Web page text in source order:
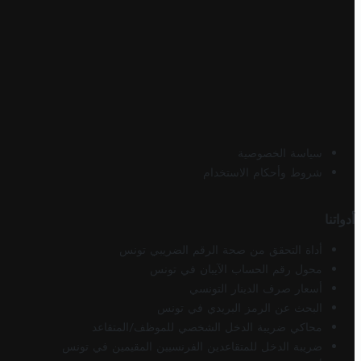
سياسة الخصوصية
شروط وأحكام الاستخدام
أدواتنا
أداة التحقق من صحة الرقم الضريبي تونس
محول رقم الحساب الآيبان في تونس
أسعار صرف الدينار التونسي
البحث عن الرمز البريدي في تونس
محاكي ضريبة الدخل الشخصي للموظف/المتقاعد
ضريبة الدخل للمتقاعدين الفرنسيين المقيمين في تونس